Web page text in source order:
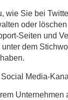
wie Sie bei
oder
Seiten und
unter dem
Media-
Unternehmen